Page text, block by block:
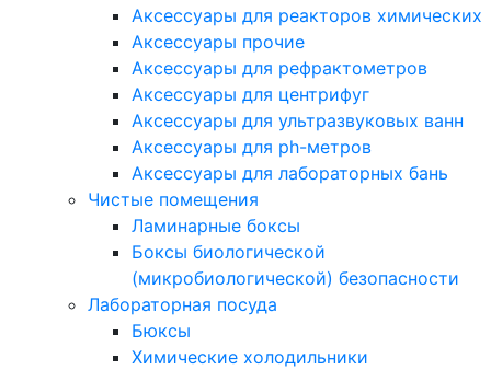
Аксессуары для реакторов химических
Аксессуары прочие
Аксессуары для рефрактометров
Аксессуары для центрифуг
Аксессуары для ультразвуковых ванн
Аксессуары для ph-метров
Аксессуары для лабораторных бань
Чистые помещения
Ламинарные боксы
Боксы биологической
(микробиологической) безопасности
Лабораторная посуда
Бюксы
Химические холодильники